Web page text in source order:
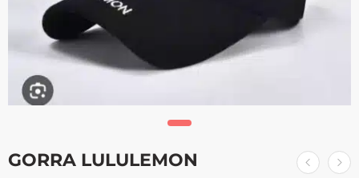
GORRA LULULEMON